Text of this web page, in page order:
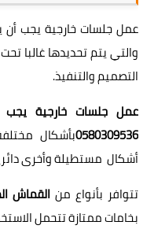
عمل جلسات خارجية يجب أن
والتي يتم تحديدها غالبا
التصميم والتنفيذ.
عمل جلسات خارجية يجب
0580309536بأشكال
أشكال مستطيلة وأخرى
تتوافر بأنواع منالقماش
بخامات ممتازة تتحمل